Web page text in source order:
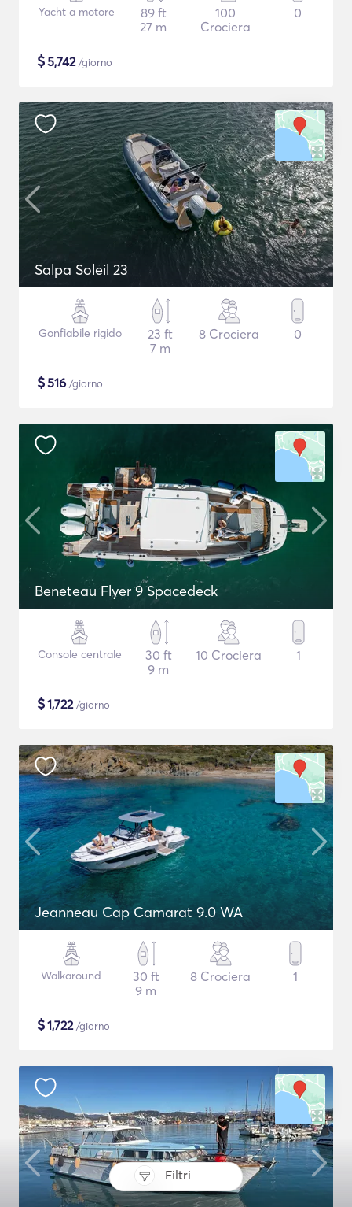
Filtri
Yacht a motore
89 ft
27 m
100
Crociera
0
$5,742/giorno
Salpa Soleil 23
Gonfiabile rigido
23 ft
7 m
8 Crociera 0
$516 /giorno
Beneteau Flyer 9 Spacedeck
Console centrale
30 ft
9 m
10 Crociera 1
$1,722/giorno
Jeanneau Cap Camarat 9.0 WA
Walkaround
30 ft
9 m
8 Crociera 1
$1,722/giorno